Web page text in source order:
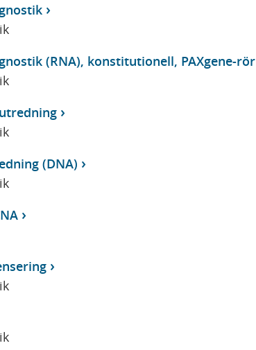
(RNA), konstitutionell, PAXgene-rör
(DNA)